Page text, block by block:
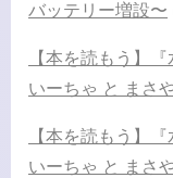
バッテリー増設〜
【本を読もう】
いーちゃ と まさ
【本を読もう】
いーちゃ と まさ